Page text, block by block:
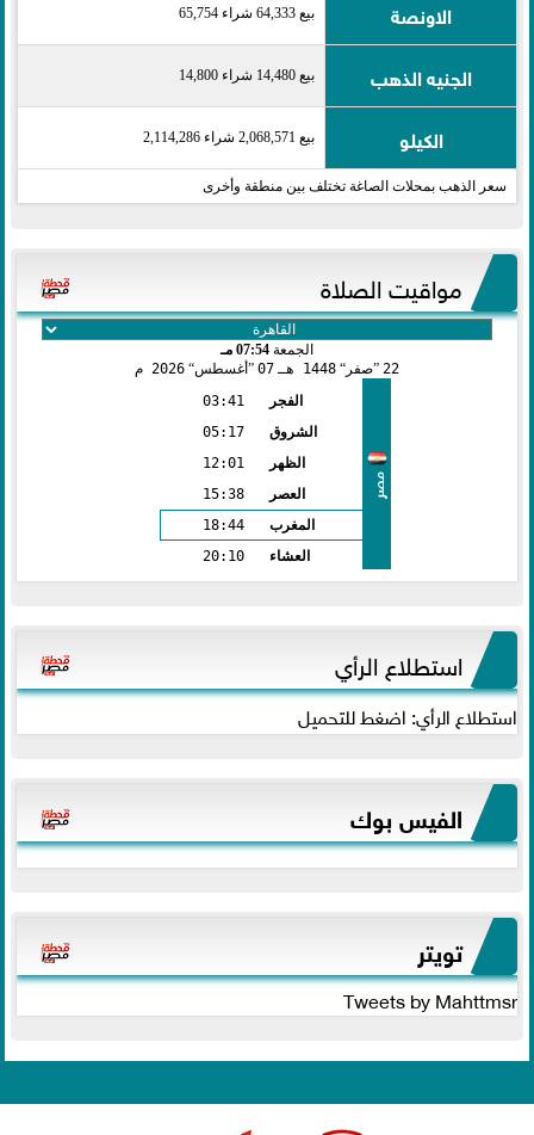
الاونصة بيع 64,333 شراء 65,754
الجنيه الذهب بيع 14,480 شراء 14,800
الكيلو بيع 2,068,571 شراء 2,114,286
سعر الذهب بمحلات الصاغة تختلف بين منطقة وأخرى
مواقيت الصلاة
الجمعة 07:54 مـ
22 صفر 1448 هـ 07 أغسطس 2026 م
مصر
الفجر
03:41
الشروق
05:17
الظهر
12:01
العصر
15:38
المغرب
18:44
العشاء
20:10
استطلاع الرأي
استطلاع الرأي: اضغط للتحميل
الفيس بوك
تويتر
Tweets by Mahttmsr